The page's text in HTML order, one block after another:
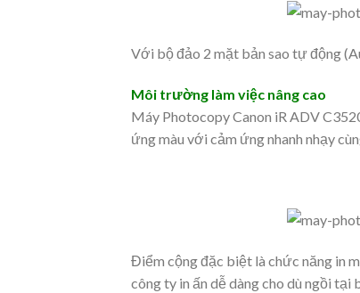
Với bộ đảo 2 mặt bản sao tự động
Môi trường làm việc nâng cao
Máy Photocopy Canon iR ADV
ứng màu với cảm ứng nhanh nhạy
Điểm cộng đặc biệt là chức năng in
công ty in ấn dễ dàng cho dù ngồi tại